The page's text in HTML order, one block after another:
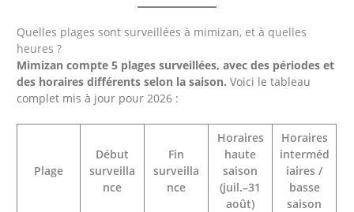
Quelles plages sont surveillées à mimizan, et à quelles
heures ?
Mimizan compte 5 plages surveillées, avec des périodes et
des horaires différents selon la saison. Voici le tableau
complet mis à jour pour 2026 :
Plage
Début
surveilla
nce
Fin
surveilla
nce
Horaires
haute
saison
(juil.–31
août)
Horaires
interméd
iaires /
basse
saison